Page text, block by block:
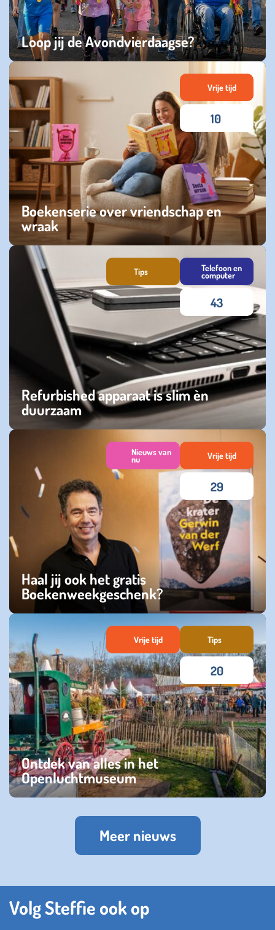
Loop jij de Avondvierdaagse?
woensdag 22 juli 2026
Boekenserie over vriendschap en
wraak
zaterdag 27 juni 2026
Vrije tijd
10
Refurbished apparaat is slim èn
duurzaam
maandag 09 februari 2026
Tips Telefoon en
computer
43
Haal jij ook het gratis
Boekenweekgeschenk?
woensdag 12 maart 2025
Nieuws van
nu Vrije tijd
29
Ontdek van alles in het
Openluchtmuseum
Vrije tijd Tips
20
Meer nieuws
Volg Steffie ook op